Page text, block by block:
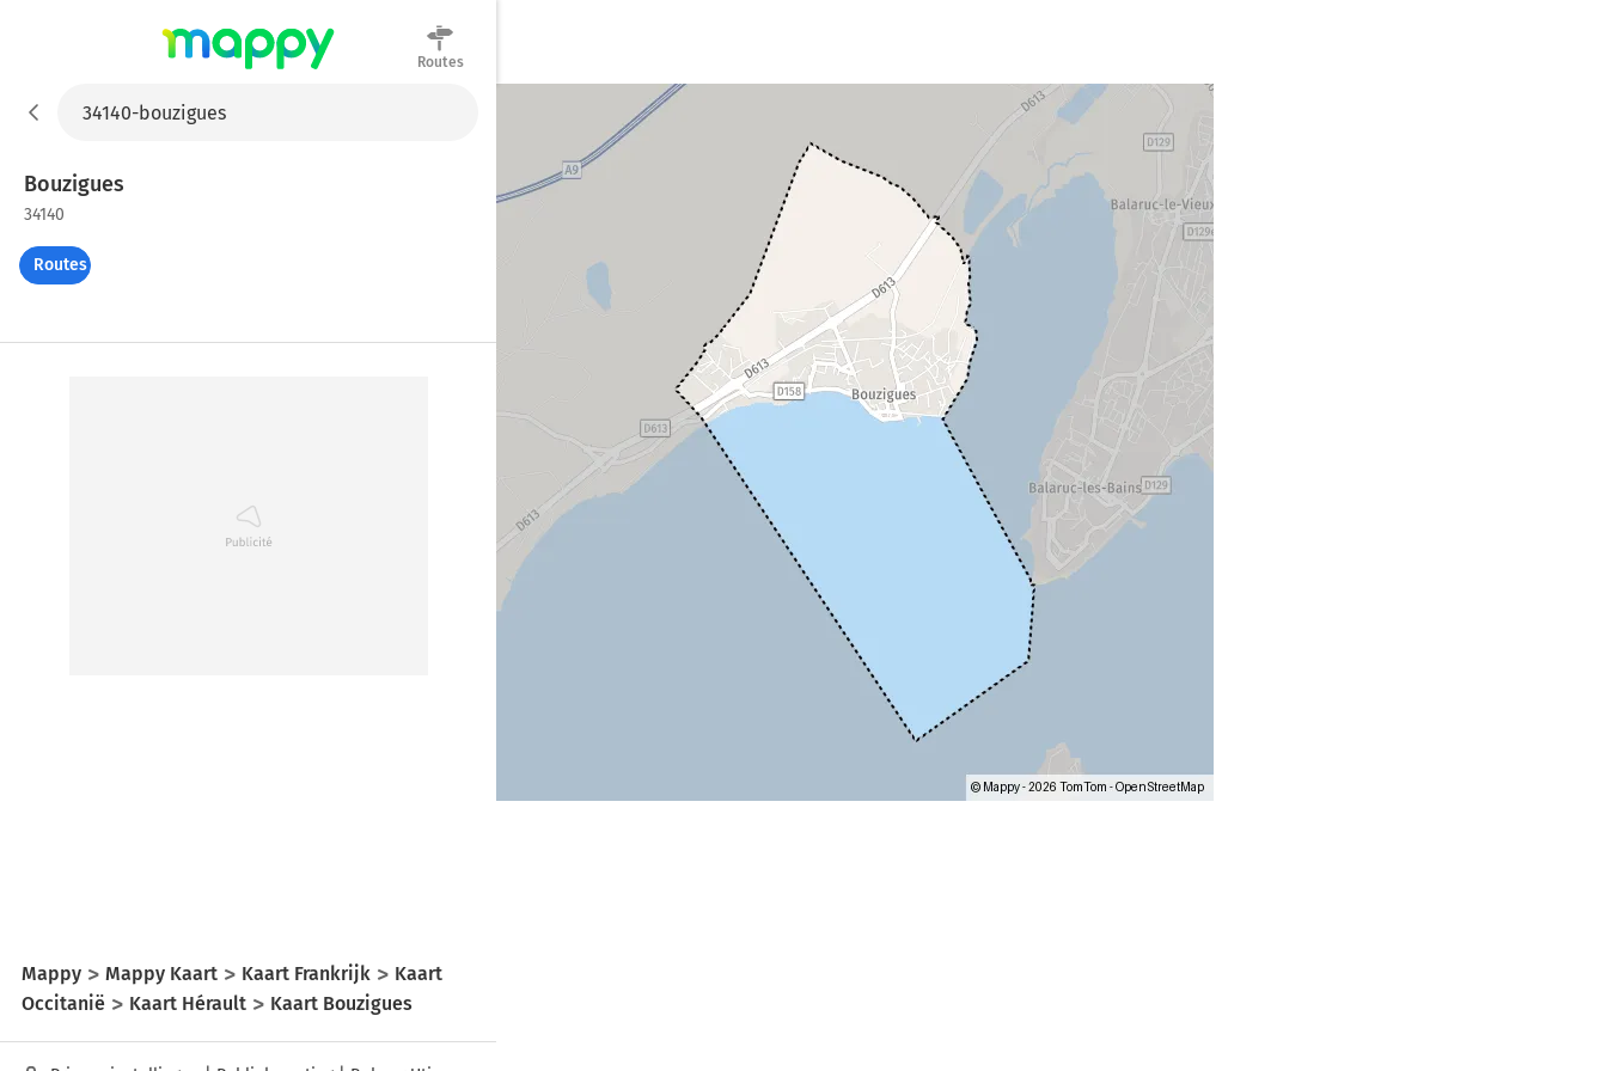
Routes
Bouzigues
34140
Routes
Mappy Mappy Kaart Kaart Frankrijk
Kaart
Occitanië
Kaart Hérault Kaart Bouzigues